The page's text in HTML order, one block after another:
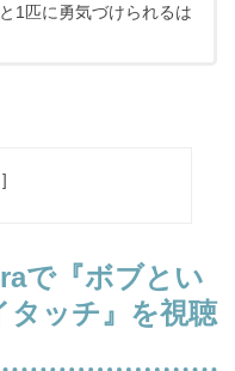
1匹に勇気づけられるは
]
で『ボブとい
ッチ』を視聴